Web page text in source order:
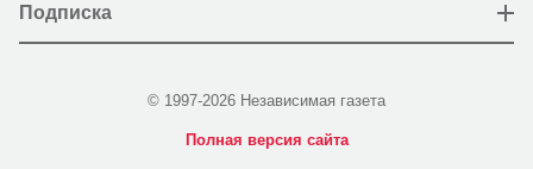
Подписка
© 1997-2026 Независимая газета
Полная версия сайта